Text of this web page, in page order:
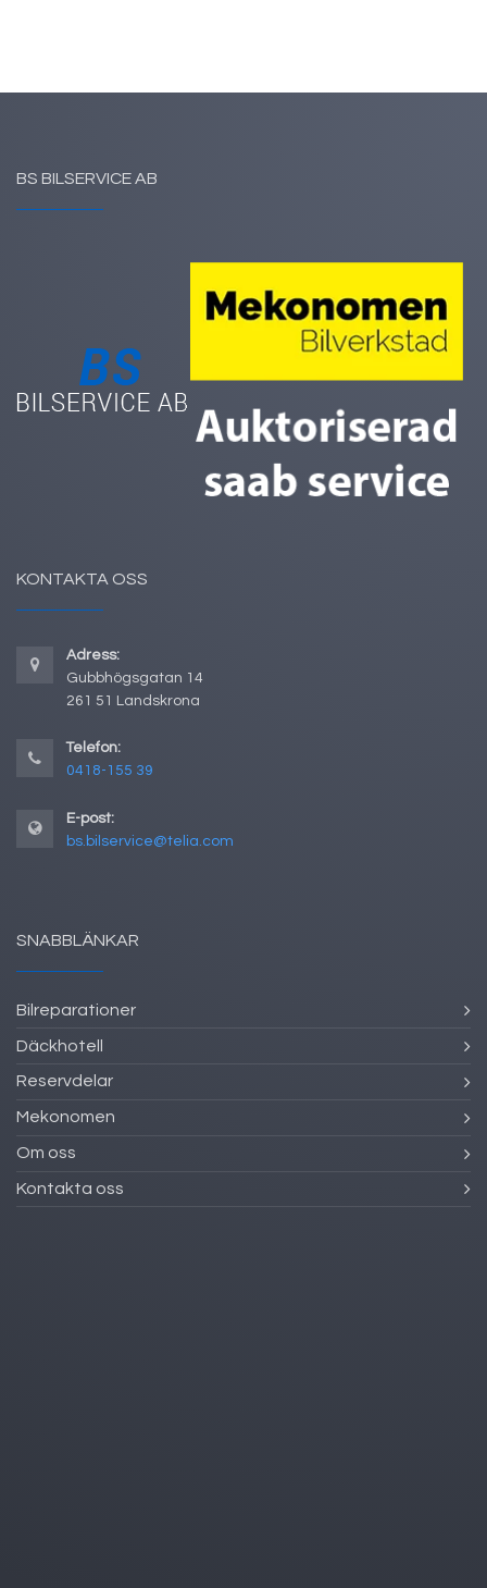
BS BILSERVICE AB
KONTAKTA OSS
Adress:
Gubbhögsgatan 14
261 51 Landskrona
Telefon:
0418-155 39
E-post:
bs.bilservice@telia.com
SNABBLÄNKAR
Bilreparationer
Däckhotell
Reservdelar
Mekonomen
Om oss
Kontakta oss